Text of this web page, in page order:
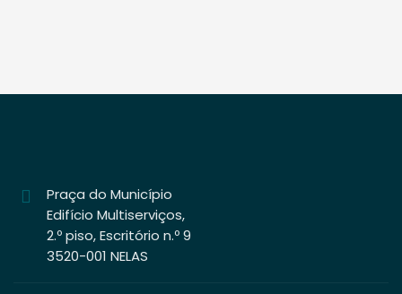
Praça do Município
Edifício Multiserviços,
2.º piso, Escritório n.º 9
3520-001 NELAS